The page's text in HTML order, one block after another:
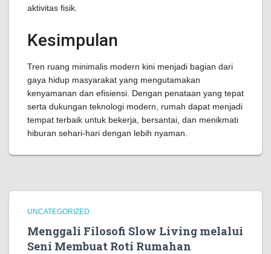
aktivitas fisik.
Kesimpulan
Tren ruang minimalis modern kini menjadi bagian dari
gaya hidup masyarakat yang mengutamakan
kenyamanan dan efisiensi. Dengan penataan yang tepat
serta dukungan teknologi modern, rumah dapat menjadi
tempat terbaik untuk bekerja, bersantai, dan menikmati
hiburan sehari-hari dengan lebih nyaman.
UNCATEGORIZED
Menggali Filosofi Slow Living melalui
Seni Membuat Roti Rumahan